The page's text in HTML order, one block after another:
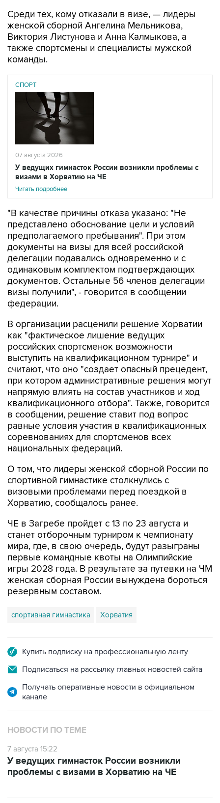
Среди тех, кому отказали в визе, — лидеры
женской сборной Ангелина Мельникова,
Виктория Листунова и Анна Калмыкова, а
также спортсмены и специалисты мужской
команды.
СПОРТ
07 августа 2026
У ведущих гимнасток России возникли проблемы с
визами в Хорватию на ЧЕ
Читать подробнее
"В качестве причины отказа указано: "Не
представлено обоснование цели и условий
предполагаемого пребывания". При этом
документы на визы для всей российской
делегации подавались одновременно и с
одинаковым комплектом подтверждающих
документов. Остальные 56 членов делегации
визы получили", - говорится в сообщении
федерации.
В организации расценили решение Хорватии
как "фактическое лишение ведущих
российских спортсменок возможности
выступить на квалификационном турнире" и
считают, что оно "создает опасный прецедент,
при котором административные решения могут
напрямую влиять на состав участников и ход
квалификационного отбора". Также, говорится
в сообщении, решение ставит под вопрос
равные условия участия в квалификационных
соревнованиях для спортсменов всех
национальных федераций.
О том, что лидеры женской сборной России по
спортивной гимнастике столкнулись с
визовыми проблемами перед поездкой в
Хорватию, сообщалось ранее.
ЧЕ в Загребе пройдет с 13 по 23 августа и
станет отборочным турниром к чемпионату
мира, где, в свою очередь, будут разыграны
первые командные квоты на Олимпийские
игры 2028 года. В результате за путевки на ЧМ
женская сборная России вынуждена бороться
резервным составом.
спортивная гимнастика Хорватия
Купить подписку на профессиональную ленту
Подписаться на рассылку главных новостей сайта
Получать оперативные новости в официальном
канале
НОВОСТИ ПО ТЕМЕ
7 августа 15:22
У ведущих гимнасток России возникли
проблемы с визами в Хорватию на ЧЕ